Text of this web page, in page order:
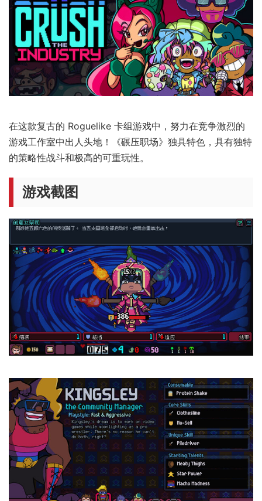
在这款复古的 Roguelike 卡组游戏中，努力在竞争激烈的
游戏工作室中出人头地！《碾压职场》独具特色，具有独特
的策略性战斗和极高的可重玩性。
游戏截图